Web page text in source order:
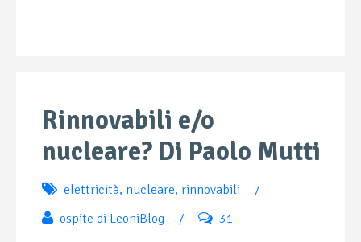
Rinnovabili e/o
nucleare? Di Paolo Mutti
elettricità, nucleare, rinnovabili
/
ospite di LeoniBlog
/ 31